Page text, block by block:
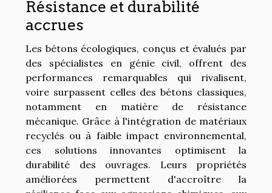
Résistance et durabilité
accrues
Les bétons écologiques, conçus et évalués par
des spécialistes en génie civil, offrent des
performances remarquables qui rivalisent,
voire surpassent celles des bétons classiques,
notamment en matière de résistance
mécanique. Grâce à l'intégration de matériaux
recyclés ou à faible impact environnemental,
ces solutions innovantes optimisent la
durabilité des ouvrages. Leurs propriétés
améliorées permettent d'accroître la